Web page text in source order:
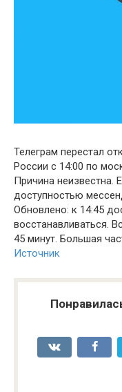
Телеграм перестал
России с 14:00 по
Причина неизвестна.
доступностью
Обновлено: к 14:45
восстанавливаться.
45 минут. Большая
Источник